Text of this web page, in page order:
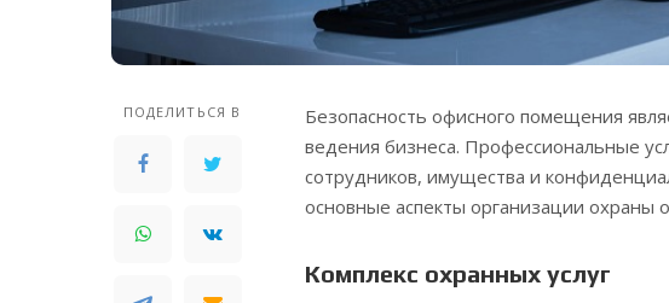
ПОДЕЛИТЬСЯ В
Безопасность офисного помещения
ведения бизнеса. Профессиональные
сотрудников, имущества и
основные аспекты организации охраны
Комплекс охранных услуг